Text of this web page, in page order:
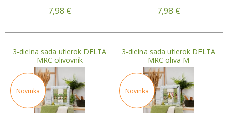
7,98 € 7,98 €
3-dielna sada utierok DELTA
MRC olivovník
Novinka
3-dielna sada utierok DELTA
MRC oliva M
Novinka